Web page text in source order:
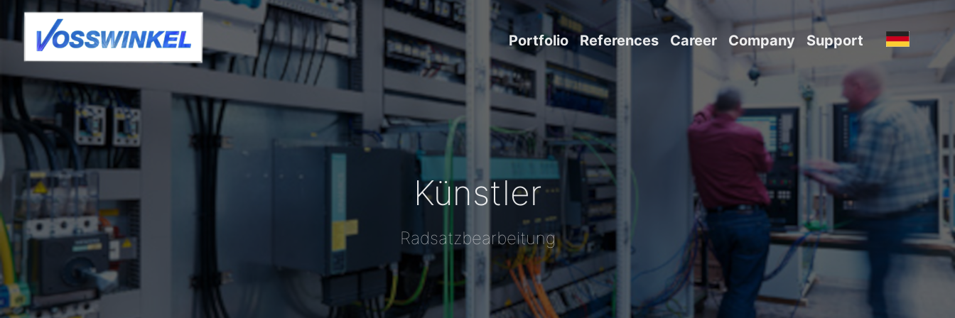
Portfolio References Career Company Support
Künstler
Radsatzbearbeitung